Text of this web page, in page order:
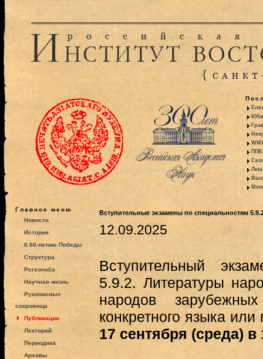
ППВ
Главное меню
Новости
История
К 80-летию Победы
Структура
Personalia
Научная жизнь
Рукописные
сокровища
Публикации
Лекторий
Периодика
Архивы
Вступительные экзамены по специальностям
12.09.2025
Вступительный
5.9.2. Литературы
народов
конкретного языка
17 сентября (среда) в